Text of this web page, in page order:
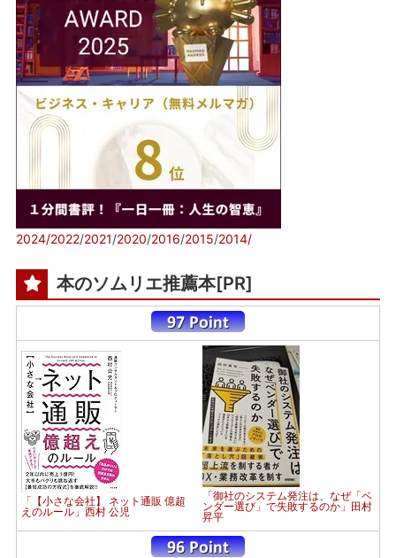
2024/2022/2021/2020/2016/2015/2014/
本のソムリエ推薦本[PR]
「【小さな会社】 ネット通販 億超
えのルール」西村 公児
「御社のシステム発注は、なぜ「ベ
ンダー選び」で失敗するのか」田村
昇平